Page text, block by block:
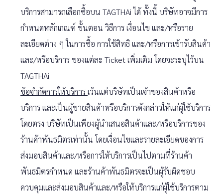
บริการสามารถเลือกซื้อบน TAGTHAi ได้ ทั้งนี้ บริษัทอาจมีการ
กำหนดหลักเกณฑ์ ขั้นตอน วิธีการ เงื่อนไข และ/หรือราย
ละเอียดต่าง ๆ ในการซื้อ การใช้สิทธิ และ/หรือการเข้ารับสินค้า
และ/หรือบริการ ของแต่ละ Ticket เพิ่มเติม โดยจะระบุไว้บน
TAGTHAi
ข้อจำกัดการให้บริการเว้นแต่บริษัทเป็นเจ้าของสินค้าหรือ
บริการ และเป็นผู้ขายสินค้าหรือบริการดังกล่าวให้แก่ผู้ใช้บริการ
โดยตรง บริษัทเป็นเพียงผู้นำเสนอสินค้าและ/หรือบริการของ
ร้านค้าพันธมิตรเท่านั้น โดยเงื่อนไขและรายละเอียดของการ
ส่งมอบสินค้าและ/หรือการให้บริการเป็นไปตามที่ร้านค้า
พันธมิตรกำหนด และร้านค้าพันธมิตรจะเป็นผู้รับผิดชอบ
ควบคุมและส่งมอบสินค้าและ/หรือให้บริการแก่ผู้ใช้บริการตาม